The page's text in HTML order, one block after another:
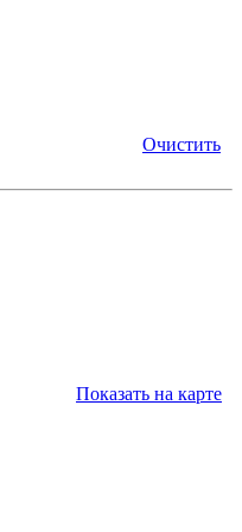
Очистить
Показать на карте